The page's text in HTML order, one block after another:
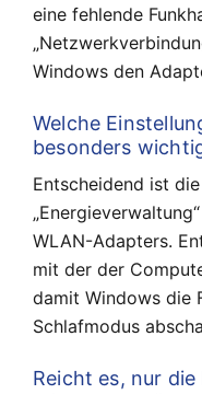
eine fehlende
Windows den
Welche
besonders
Entscheidend ist
WLAN-Adapters.
mit der der
damit Windows die
Schlafmodus
Reicht es, nur